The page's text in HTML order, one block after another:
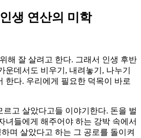
생 연산의 미학
해 잘 살려고 한다. 그래서 인생 후반
운데서도 비우기, 내려놓기, 나누기
한다. 우리에게 필요한 덕목이 바로
고 살았다고들 이야기한다. 돈을 벌
녀들에게 해주어야 하는 강박 속에서
며 살았다고 하는 그 공로를 돌이켜